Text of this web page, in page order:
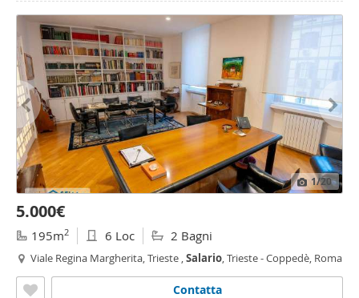
1/20
5.000€
195m2 6 Loc 2 Bagni
Viale Regina Margherita, Trieste ,Salario, Trieste - Coppedè, Roma
Contatta